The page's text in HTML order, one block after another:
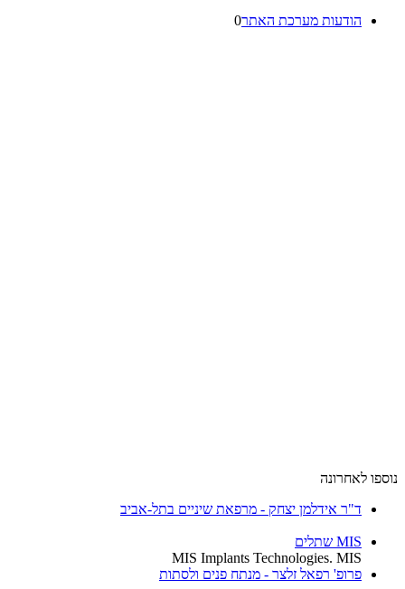
הודעות מערכת האתר0
נוספו לאחרונה
ד"ר אידלמן יצחק - מרפאת שיניים בתל-אביב
MIS שתלים
MIS Implants Technologies. MIS
פרופ' רפאל זלצר - מנתח פנים ולסתות